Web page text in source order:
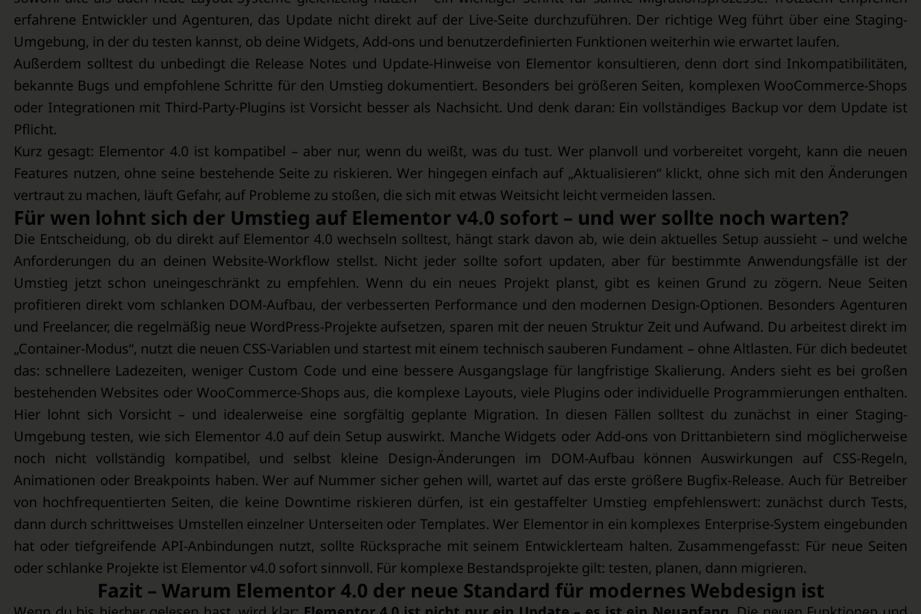
erfahrene Entwickler und Agenturen, das Update nicht direkt auf der Live-Seite durchzuführen. Der richtige Weg führt über eine Staging-
Umgebung, in der du testen kannst, ob deine Widgets, Add-ons und benutzerdefinierten Funktionen weiterhin wie erwartet laufen.
Außerdem solltest du unbedingt die Release Notes und Update-Hinweise von Elementor konsultieren, denn dort sind Inkompatibilitäten,
bekannte Bugs und empfohlene Schritte für den Umstieg dokumentiert. Besonders bei größeren Seiten, komplexen WooCommerce-Shops
oder Integrationen mit Third-Party-Plugins ist Vorsicht besser als Nachsicht. Und denk daran: Ein vollständiges Backup vor dem Update ist
Pflicht.
Kurz gesagt: Elementor 4.0 ist kompatibel – aber nur, wenn du weißt, was du tust. Wer planvoll und vorbereitet vorgeht, kann die neuen
Features nutzen, ohne seine bestehende Seite zu riskieren. Wer hingegen einfach auf „Aktualisieren“ klickt, ohne sich mit den Änderungen
vertraut zu machen, läuft Gefahr, auf Probleme zu stoßen, die sich mit etwas Weitsicht leicht vermeiden lassen.
Für wen lohnt sich der Umstieg auf Elementor v4.0 sofort – und wer sollte noch warten?
Die Entscheidung, ob du direkt auf Elementor 4.0 wechseln solltest, hängt stark davon ab, wie dein aktuelles Setup aussieht – und welche
Anforderungen du an deinen Website-Workflow stellst. Nicht jeder sollte sofort updaten, aber für bestimmte Anwendungsfälle ist der
Umstieg jetzt schon uneingeschränkt zu empfehlen. Wenn du ein neues Projekt planst, gibt es keinen Grund zu zögern. Neue Seiten
profitieren direkt vom schlanken DOM-Aufbau, der verbesserten Performance und den modernen Design-Optionen. Besonders Agenturen
und Freelancer, die regelmäßig neue WordPress-Projekte aufsetzen, sparen mit der neuen Struktur Zeit und Aufwand. Du arbeitest direkt im
„Container-Modus“, nutzt die neuen CSS-Variablen und startest mit einem technisch sauberen Fundament – ohne Altlasten. Für dich bedeutet
das: schnellere Ladezeiten, weniger Custom Code und eine bessere Ausgangslage für langfristige Skalierung. Anders sieht es bei großen
bestehenden Websites oder WooCommerce-Shops aus, die komplexe Layouts, viele Plugins oder individuelle Programmierungen enthalten.
Hier lohnt sich Vorsicht – und idealerweise eine sorgfältig geplante Migration. In diesen Fällen solltest du zunächst in einer Staging-
Umgebung testen, wie sich Elementor 4.0 auf dein Setup auswirkt. Manche Widgets oder Add-ons von Drittanbietern sind möglicherweise
noch nicht vollständig kompatibel, und selbst kleine Design-Änderungen im DOM-Aufbau können Auswirkungen auf CSS-Regeln,
Animationen oder Breakpoints haben. Wer auf Nummer sicher gehen will, wartet auf das erste größere Bugfix-Release. Auch für Betreiber
von hochfrequentierten Seiten, die keine Downtime riskieren dürfen, ist ein gestaffelter Umstieg empfehlenswert: zunächst durch Tests,
dann durch schrittweises Umstellen einzelner Unterseiten oder Templates. Wer Elementor in ein komplexes Enterprise-System eingebunden
hat oder tiefgreifende API-Anbindungen nutzt, sollte Rücksprache mit seinem Entwicklerteam halten. Zusammengefasst: Für neue Seiten
oder schlanke Projekte ist Elementor v4.0 sofort sinnvoll. Für komplexe Bestandsprojekte gilt: testen, planen, dann migrieren.
Fazit – Warum Elementor 4.0 der neue Standard für modernes Webdesign ist